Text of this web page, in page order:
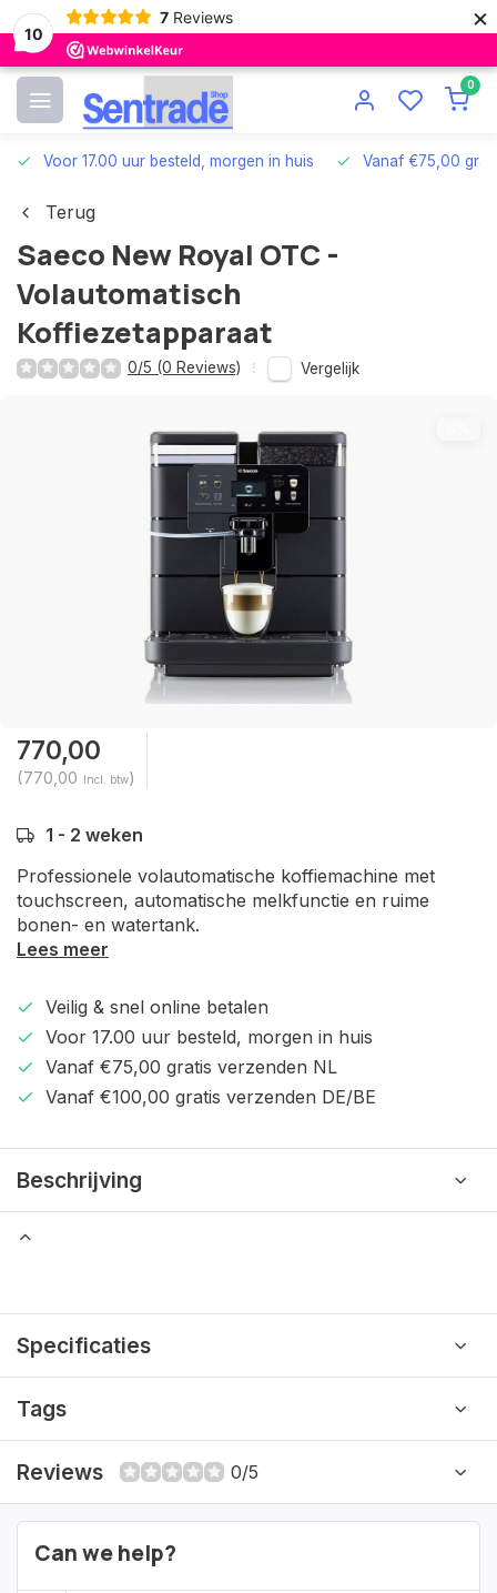
10
7 Reviews ×
0
Voor 17.00 uur besteld, morgen in huis Vanaf €75,00
Terug
Saeco New Royal OTC -
Volautomatisch
Koffiezetapparaat
0/5 (0 Reviews) Vergelijk
770,00
(770,00 Incl. btw)
1 - 2 weken
Professionele volautomatische koffiemachine met
touchscreen, automatische melkfunctie en ruime
bonen- en watertank.
Lees meer
Veilig & snel online betalen
Voor 17.00 uur besteld, morgen in huis
Vanaf €75,00 gratis verzenden NL
Vanaf €100,00 gratis verzenden DE/BE
Beschrijving
Specificaties
Tags
Reviews 0/5
Can we help?